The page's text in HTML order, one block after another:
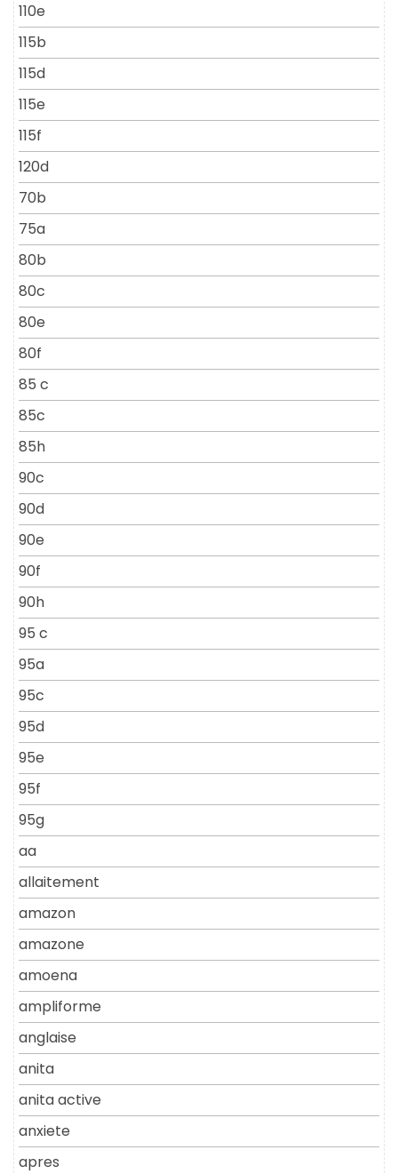
110e
115b
115d
115e
115f
120d
70b
75a
80b
80c
80e
80f
85 c
85c
85h
90c
90d
90e
90f
90h
95 c
95a
95c
95d
95e
95f
95g
aa
allaitement
amazon
amazone
amoena
ampliforme
anglaise
anita
anita active
anxiete
apres